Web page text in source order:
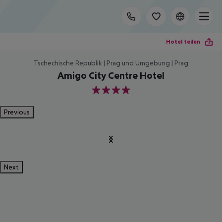
Hotel teilen
Tschechische Republik | Prag und Umgebung | Prag
Amigo City Centre Hotel
4
Previous
Next